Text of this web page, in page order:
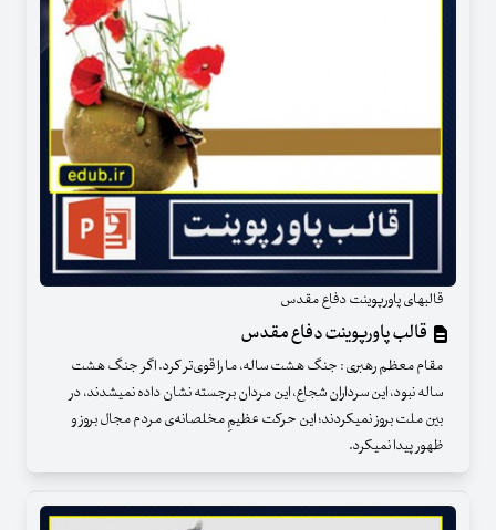
قالبهای پاورپوینت دفاع مقدس
قالب پاورپوینت دفاع مقدس
مقام معظم رهبری : جنگ هشت ساله، ما را قوی‌تر کرد. اگر جنگ هشت
ساله نبود، این سرداران شجاع، این مردان برجسته نشان داده نمیشدند، در
بین ملت بروز نمیکردند؛ این حرکت عظیمِ مخلصانه‌ی مردم مجال بروز و
ظهور پیدا نمیکرد.